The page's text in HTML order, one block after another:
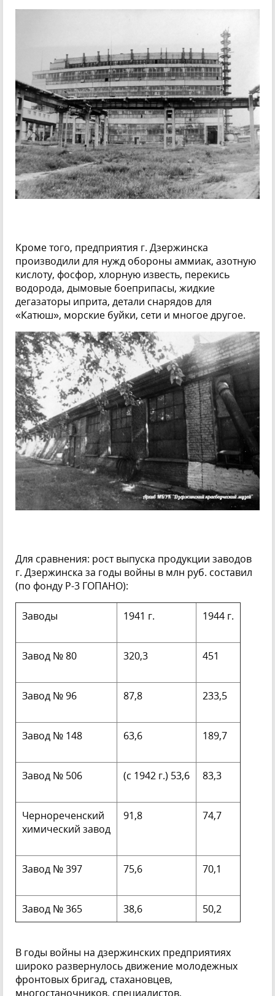
Кроме того, предприятия г. Дзержинска
производили для нужд обороны аммиак, азотную
кислоту, фосфор, хлорную известь, перекись
водорода, дымовые боеприпасы, жидкие
дегазаторы иприта, детали снарядов для
«Катюш», морские буйки, сети и многое другое.
Для сравнения: рост выпуска продукции заводов
г. Дзержинска за годы войны в млн руб. составил
(по фонду Р-3 ГОПАНО):
Заводы 1941 г. 1944 г.
Завод № 80 320,3 451
Завод № 96 87,8 233,5
Завод № 148 63,6 189,7
Завод № 506 (с 1942 г.) 53,6 83,3
Чернореченский
химический завод
91,8 74,7
Завод № 397 75,6 70,1
Завод № 365 38,6 50,2
В годы войны на дзержинских предприятиях
широко развернулось движение молодежных
фронтовых бригад, стахановцев,
многостаночников, специалистов,